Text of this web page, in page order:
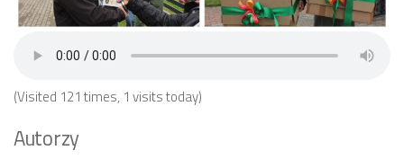
(Visited 121 times, 1 visits today)
Autorzy